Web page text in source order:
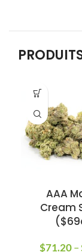
AAA
Cream
$71.20–